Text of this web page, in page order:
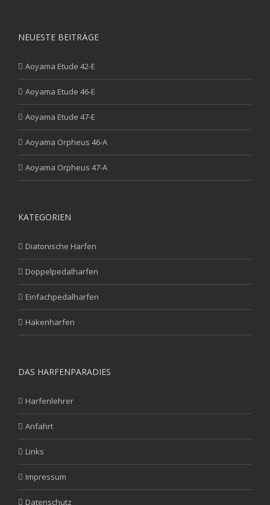
NEUESTE BEITRÄGE
Aoyama Etude 42-E
Aoyama Etude 46-E
Aoyama Etude 47-E
Aoyama Orpheus 46-A
Aoyama Orpheus 47-A
KATEGORIEN
Diatonische Harfen
Doppelpedalharfen
Einfachpedalharfen
Hakenharfen
DAS HARFENPARADIES
Harfenlehrer
Anfahrt
Links
Impressum
Datenschutz